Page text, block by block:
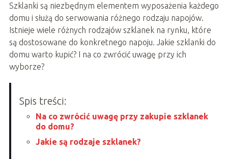
Szklanki są niezbędnym elementem wyposażenia każdego
domu i służą do serwowania różnego rodzaju napojów.
Istnieje wiele różnych rodzajów szklanek na rynku, które
są dostosowane do konkretnego napoju. Jakie szklanki do
domu warto kupić? I na co zwrócić uwagę przy ich
wyborze?
Spis treści:
Na co zwrócić uwagę przy zakupie szklanek
do domu?
Jakie są rodzaje szklanek?